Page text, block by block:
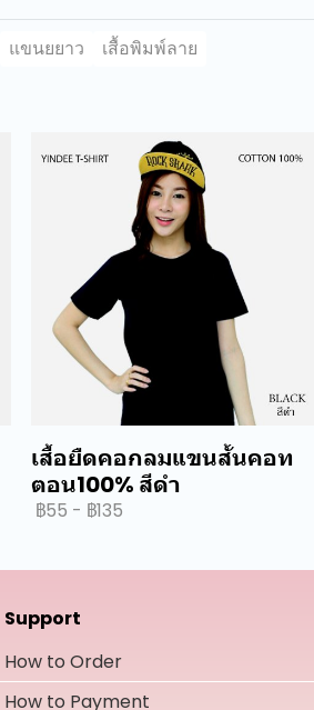
แขนยยาว เสื้อพิมพ์ลาย
เสื้อยืดคอกลมแขนสั้นคอท
ตอน100% สีดำ
฿55 - ฿135
Support
How to Order
How to Payment